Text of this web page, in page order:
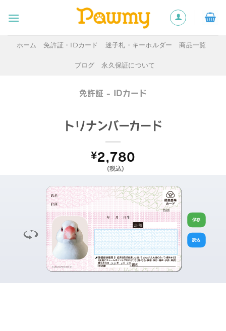
ホーム 免許証・IDカード 迷子札・キーホルダー 商品一覧
ブログ 永久保証について
免許証 - IDカード
トリナンバーカード
¥2,780
(税込)
生
2026 8 9
保存
読込